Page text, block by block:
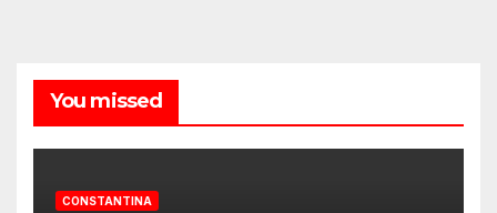
You missed
CONSTANTINA